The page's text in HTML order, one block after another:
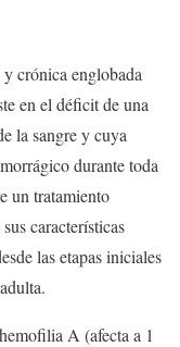
crónica englobada
en el déficit de una
la sangre y cuya
durante toda
un tratamiento
características
las etapas iniciales
A (afecta a 1